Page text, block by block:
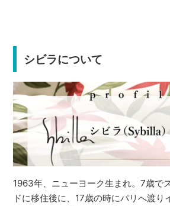
シビラについて
1963年、ニューヨーク生まれ。7歳で
ドに移住後に、17歳の時にパリへ渡り